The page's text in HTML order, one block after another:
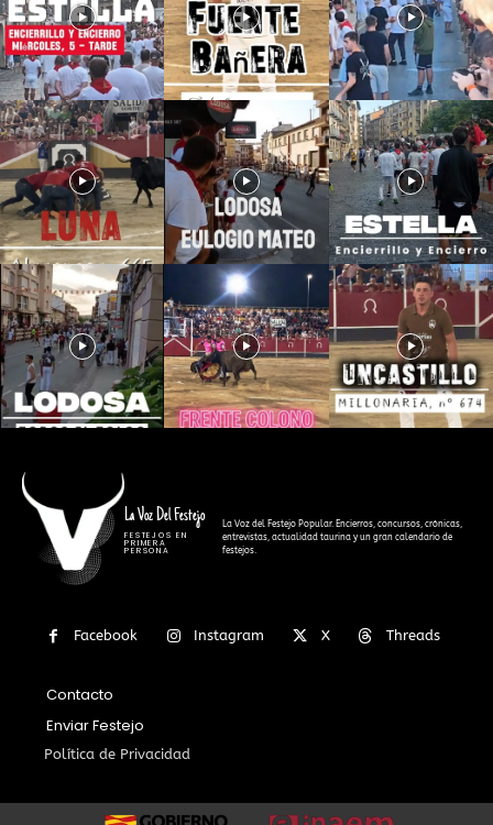
La Voz Del Festejo
FESTEJOS EN
PRIMERA
PERSONA
La Voz del Festejo Popular. Encierros, concursos, crónicas,
entrevistas, actualidad taurina y un gran calendario de
festejos.
Facebook Instagram X Threads
Contacto
Enviar Festejo
Política de Privacidad